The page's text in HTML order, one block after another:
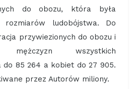
do obozu, która była
rozmiarów ludobójstwa. Do
przywiezionych do obozu i
mężczyzn wszystkich
do 85 264 a kobiet do 27 905.
przez Autorów miliony.